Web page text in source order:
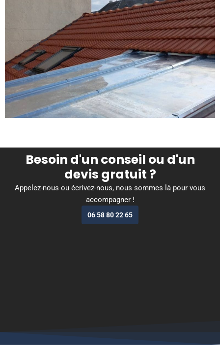
Besoin d'un conseil ou d'un
devis gratuit ?
Appelez-nous ou écrivez-nous, nous sommes là pour vous
accompagner !
06 58 80 22 65